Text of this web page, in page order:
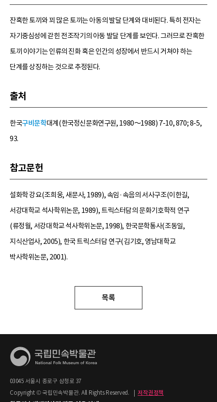
잔혹한 토끼와 꾀 많은 토끼는 아동의 발달 단계와 대비된다. 특히 전자는
자기중심성에 갇힌 전조작기의 아동 발달 단계를 보인다. 그러므로 잔혹한
토끼 이야기는 인류의 진화 혹은 인간의 성장에서 반드시 거쳐야 하는
단계를 상징하는 것으로 추정된다.
출처
한국구비문학대계(한국정신문화연구원, 1980～1988) 7-10, 870; 8-5,
93.
참고문헌
설화학 강요(조희웅, 새문사, 1989), 속임·속음의 서사구조(이한길,
서강대학교 석사학위논문, 1989), 트릭스터담의 문화기호학적 연구
(류정월, 서강대학교 석사학위논문, 1998), 한국문학통사(조동일,
지식산업사, 2005), 한국 트릭스터담 연구(김기호, 영남대학교
박사학위논문, 2001).
목록
03045 서울시 종로구 삼청로 37
Copyright © 국립민속박물관. All Rights Reserved.
저작권정책